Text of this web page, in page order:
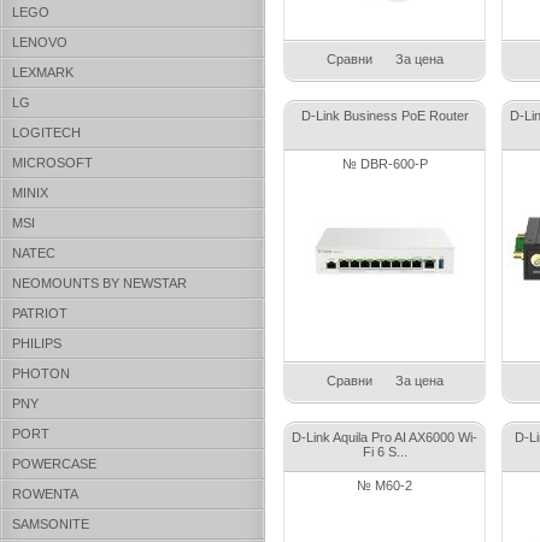
LEGO
LENOVO
LEXMARK
LG
LOGITECH
MICROSOFT
MINIX
MSI
NATEC
NEOMOUNTS BY NEWSTAR
PATRIOT
PHILIPS
PHOTON
PNY
PORT
POWERCASE
ROWENTA
SAMSONITE
Сравни За цена
D-Link Business PoE Router
№ DBR-600-P
Сравни За цена
D-
D-Link Aquila Pro AI AX6000 Wi-
Fi 6 S...
№ M60-2
D-